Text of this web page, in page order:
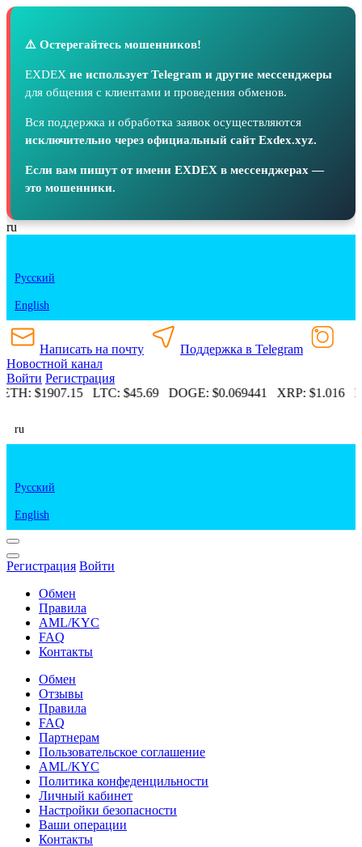
⚠️ Остерегайтесь мошенников!
EXDEX не использует Telegram и другие мессенджеры
для общения с клиентами и проведения обменов.
Вся поддержка и обработка заявок осуществляются
исключительно через официальный сайт Exdex.xyz.
Если вам пишут от имени EXDEX в мессенджерах —
это мошенники.
ru
Русский
English
Написать на почту
Поддержка в Telegram
Новостной канал
Войти Регистрация
$1907.15 LTC:$45.69 DOGE:$0.069441 XRP:$1.016
ru
Русский
English
Регистрация Войти
Обмен
Правила
AML/KYC
FAQ
Контакты
Обмен
Отзывы
Правила
FAQ
Партнерам
Пользовательское соглашение
AML/KYC
Политика конфеденцильности
Личный кабинет
Настройки безопасности
Ваши операции
Контакты